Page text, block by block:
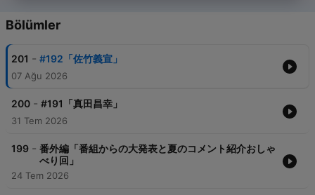
Bölümler
201 - #192「佐竹義宣」
07 Ağu 2026
200 - #191「真田昌幸」
31 Tem 2026
199 - 番外編「番組からの大発表と夏のコメント紹介おしゃ
べり回」
24 Tem 2026